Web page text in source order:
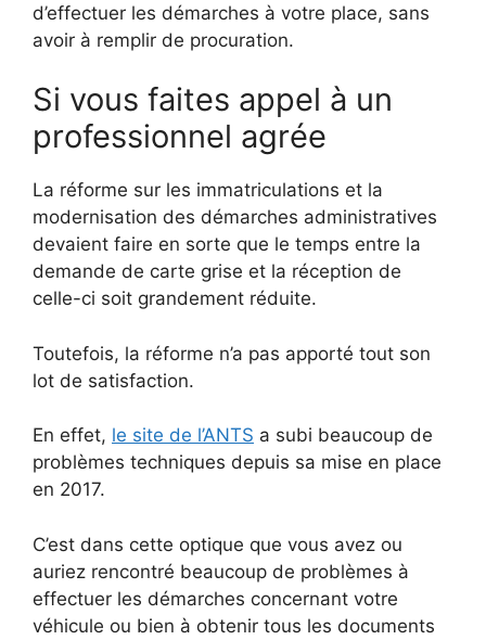
d’effectuer les démarches à votre place, sans
avoir à remplir de procuration.
Si vous faites appel à un
professionnel agrée
La réforme sur les immatriculations et la
modernisation des démarches administratives
devaient faire en sorte que le temps entre la
demande de carte grise et la réception de
celle-ci soit grandement réduite.
Toutefois, la réforme n’a pas apporté tout son
lot de satisfaction.
En effet, le site de l’ANTS a subi beaucoup de
problèmes techniques depuis sa mise en place
en 2017.
C’est dans cette optique que vous avez ou
auriez rencontré beaucoup de problèmes à
effectuer les démarches concernant votre
véhicule ou bien à obtenir tous les documents